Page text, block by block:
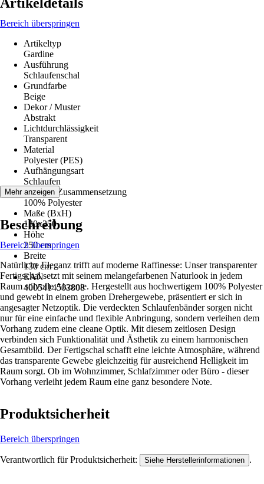
Bereich überspringen
Artikeltyp
Gardine
Ausführung
Schlaufenschal
Grundfarbe
Beige
Dekor / Muster
Abstrakt
Lichtdurchlässigkeit
Transparent
Material
Polyester (PES)
Aufhängungsart
Schlaufen
Material-Zusammensetzung
100% Polyester
Maße (BxH)
130x250
Höhe
250 cm
Breite
130 cm
EAN
4005414503808
Mehr anzeigen
Beschreibung
Bereich überspringen
Natürliche Eleganz trifft auf moderne Raffinesse: Unser transparenter
Fertigschal setzt mit seinem melangefarbenen Naturlook in jedem
Raum stilvolle Akzente. Hergestellt aus hochwertigem 100% Polyester
und gewebt in einem groben Drehergewebe, präsentiert er sich in
angesagter Netzoptik. Die verdeckten Schlaufenbänder sorgen nicht
nur für eine einfache und flexible Anbringung, sondern verleihen dem
Vorhang zudem eine cleane Optik. Mit diesem zeitlosen Design
verbinden sich Funktionalität und Ästhetik zu einem harmonischen
Gesamtbild. Der Fertigschal schafft eine leichte Atmosphäre, während
das transparente Gewebe gleichzeitig für ausreichend Helligkeit im
Raum sorgt. Ob im Wohnzimmer, Schlafzimmer oder Büro - dieser
Vorhang verleiht jedem Raum eine ganz besondere Note.
Produktsicherheit
Bereich überspringen
Verantwortlich für Produktsicherheit: Siehe Herstellerinformationen .